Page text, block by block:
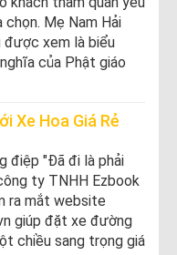
Mẹ Nam Hải
được xem là biểu
của Phật giáo
Xe Hoa Giá Rẻ
điệp "Đã đi là phải
ty TNHH Ezbook
ra mắt website
giúp đặt xe đường
chiều sang trọng giá